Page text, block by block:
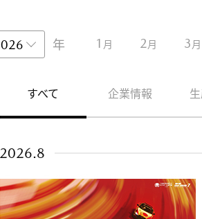
年 1 月 2月 3 月
すべて 企業情報
2026.8